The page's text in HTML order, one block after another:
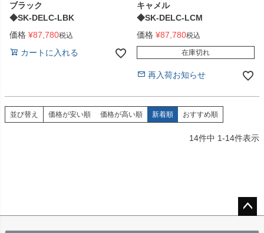
ブラック
◆SK-DELC-LBK
価格 ¥87,780税込
カートに入れる
キャメル
◆SK-DELC-LCM
価格 ¥87,780税込
在庫切れ
再入荷お知らせ
並び替え 価格が安い順 価格が高い順 新着順 おすすめ順
14件中 1-14件表示